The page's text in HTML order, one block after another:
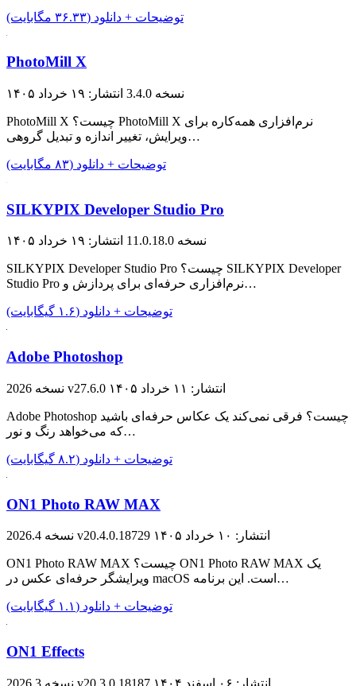
توضیحات + دانلود (۳۶.۳۳ مگابایت)
PhotoMill X
نسخه 3.4.0 انتشار: ۱۹ خرداد ۱۴۰۵
PhotoMill X چیست؟ PhotoMill X نرم‌افزاری همه‌کاره برای
ویرایش، تغییر اندازه و تبدیل گروهی…
توضیحات + دانلود (۸۳ مگابایت)
SILKYPIX Developer Studio Pro
نسخه 11.0.18.0 انتشار: ۱۹ خرداد ۱۴۰۵
SILKYPIX Developer Studio Pro چیست؟ SILKYPIX Developer
Studio Pro نرم‌افزاری حرفه‌ای برای پردازش و…
توضیحات + دانلود (۱.۶ گیگابایت)
Adobe Photoshop
نسخه 2026 v27.6.0 انتشار: ۱۱ خرداد ۱۴۰۵
Adobe Photoshop چیست؟ فرقی نمی‌کند یک عکاس حرفه‌ای باشید
که می‌خواهد رنگ و نور…
توضیحات + دانلود (۸.۲ گیگابایت)
ON1 Photo RAW MAX
نسخه 2026.4 v20.4.0.18729 انتشار: ۱۰ خرداد ۱۴۰۵
ON1 Photo RAW MAX چیست؟ ON1 Photo RAW MAX یک
ویرایشگر حرفه‌ای عکس‌ در macOS است. این برنامه…
توضیحات + دانلود (۱.۱ گیگابایت)
ON1 Effects
نسخه 2026.3 v20.3.0.18187 انتشار: ۰۶ اسفند ۱۴۰۴